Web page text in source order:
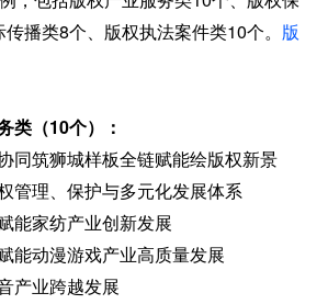
播类8个、版权执法案件类10个。 版
类（10个）：
同筑狮城样板全链赋能绘版权新景
管理、保护与多元化发展体系
能家纺产业创新发展
能动漫游戏产业高质量发展
产业跨越发展